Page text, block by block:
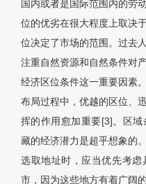
国内或者是国际范围内的劳
位的优劣在很大程度上取决
位决定了市场的范围。过去
注重自然资源和自然条件对
经济区位条件这一重要因素
布局过程中，优越的区位、
挥的作用愈加重要[3]。区
藏的经济潜力是超乎想象的
选取地址时，应当优先考
市，因为这些地方有着广阔